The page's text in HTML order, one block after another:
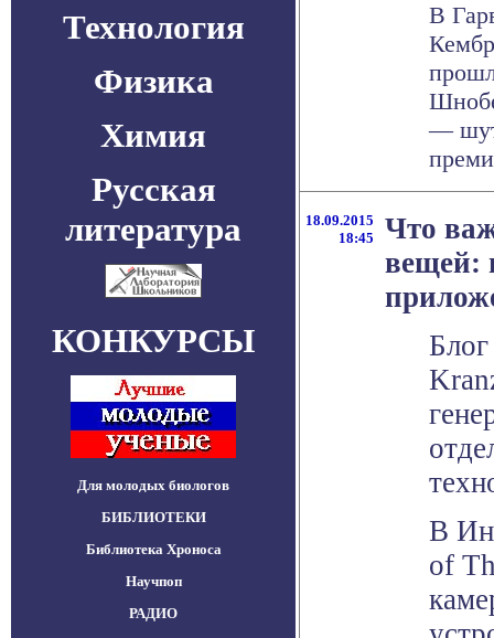
Технология
Физика
Химия
Русская
литература
КОНКУРСЫ
Для молодых биологов
БИБЛИОТЕКИ
Библиотека Хроноса
Научпоп
РАДИО
В
—
18.09.2015
18:45
Что
вещей:
В
of